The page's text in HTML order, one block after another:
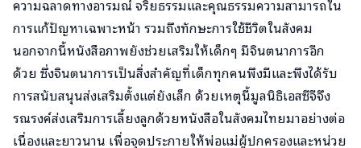
ความฉลาดทางอารมณ์ จริยธรรมและคุณธรรมความสามารถใน
การแก้ปัญหาเฉพาะหน้า รวมถึงทักษะการใช้ชีวิตในสังคม
นอกจากนี้หนังสือภาพยังช่วยเสริมให้เด็กๆ มีจินตนาการอีก
ด้วย ซึ่งจินตนาการเป็นสิ่งสำคัญที่เด็กทุกคนพึงมีและพึงได้รับ
การสนับสนุนส่งเสริมตั้งแต่ยังเล็ก ด้วยเหตุนี้มูลนิธิเอสซีจีจึง
รณรงค์ส่งเสริมการเลี้ยงลูกด้วยหนังสือในสังคมไทยมาอย่างต่อ
เนื่องและยาวนาน เพื่อจุดประกายให้พ่อแม่ผู้ปกครองและหน่วย